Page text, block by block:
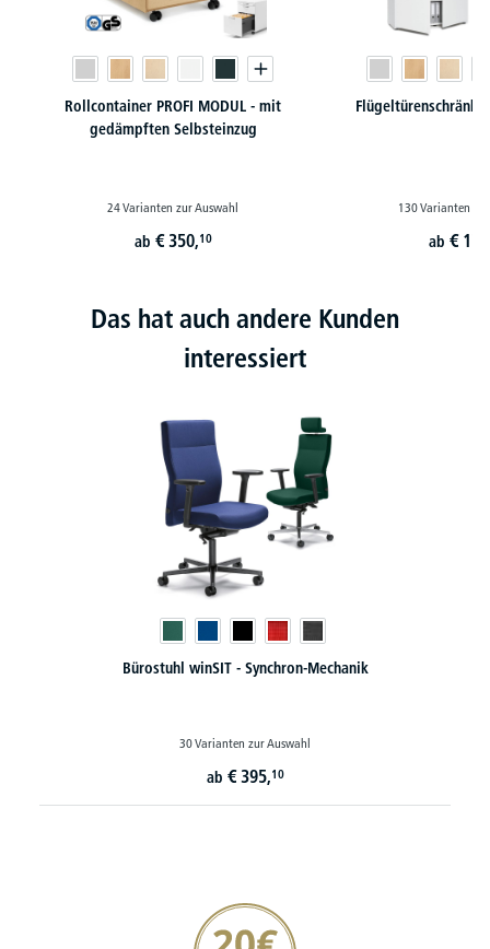
Rollcontainer PROFI MODUL - mit
gedämpften Selbsteinzug
24 Varianten zur Auswahl
ab € 350,10
Flügeltürenschränke
130 Varianten
ab €
Das hat auch andere Kunden
interessiert
Bürostuhl winSIT - Synchron-Mechanik
30 Varianten zur Auswahl
ab € 395,10
20€ Gutschein sichern